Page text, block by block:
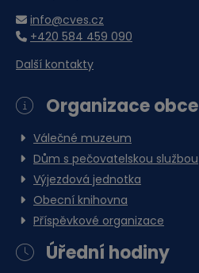
info@cves.cz
+420 584 459 090
Další kontakty
Organizace obce
Válečné muzeum
Dům s pečovatelskou službou
Výjezdová jednotka
Obecní knihovna
Příspěvkové organizace
Úřední hodiny